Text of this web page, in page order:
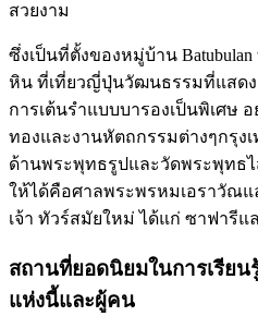
สวยงาม
ซึ่งเป็นที่ตั้งของหมู่บ้าน
หิน ที่เที่ยวญี่ปุ่นวัฒนธรรมที่แสด
การเต้นรำแบบบารองเป็นพิเศษ
ทองและงานหัตถกรรมต่างๆกรุง
ด้านพระพุทธรูปและวัดพระพุทธ
ให้ได้คือศาลพระพรหมเอราวัณ
เจ้า ทัวร์สมัยใหม่ ได้แก่ ซาฟารีแ
สถานที่ยอดนิยมในการเรีย
แห่งนี้และผู้คน